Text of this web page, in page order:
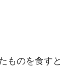
ものを食すと